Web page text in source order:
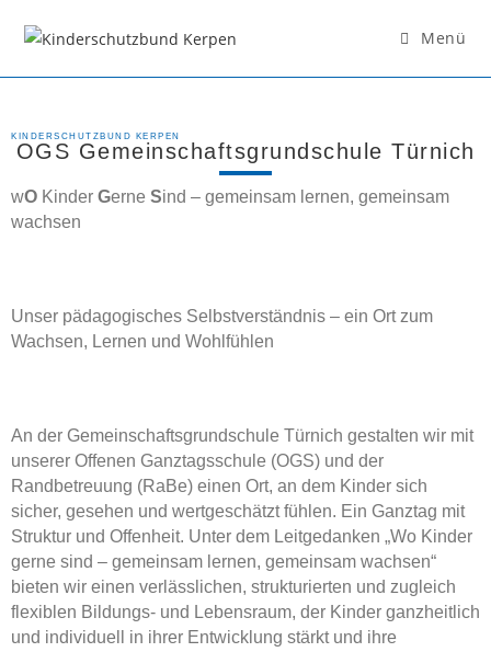
Menü
KINDERSCHUTZBUND KERPEN
OGS Gemeinschaftsgrundschule Türnich
wO Kinder Gerne Sind – gemeinsam lernen, gemeinsam
wachsen
Unser pädagogisches Selbstverständnis – ein Ort zum
Wachsen, Lernen und Wohlfühlen
An der Gemeinschaftsgrundschule Türnich gestalten wir mit
unserer Offenen Ganztagsschule (OGS) und der
Randbetreuung (RaBe) einen Ort, an dem Kinder sich
sicher, gesehen und wertgeschätzt fühlen. Ein Ganztag mit
Struktur und Offenheit. Unter dem Leitgedanken „Wo Kinder
gerne sind – gemeinsam lernen, gemeinsam wachsen“
bieten wir einen verlässlichen, strukturierten und zugleich
flexiblen Bildungs- und Lebensraum, der Kinder ganzheitlich
und individuell in ihrer Entwicklung stärkt und ihre